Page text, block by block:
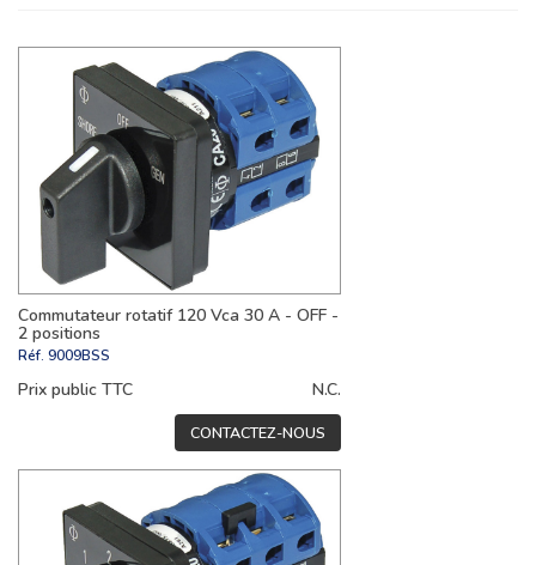
Commutateur rotatif 120 Vca 30 A - OFF -
2 positions
Réf. 9009BSS
Prix public TTC N.C.
CONTACTEZ-NOUS